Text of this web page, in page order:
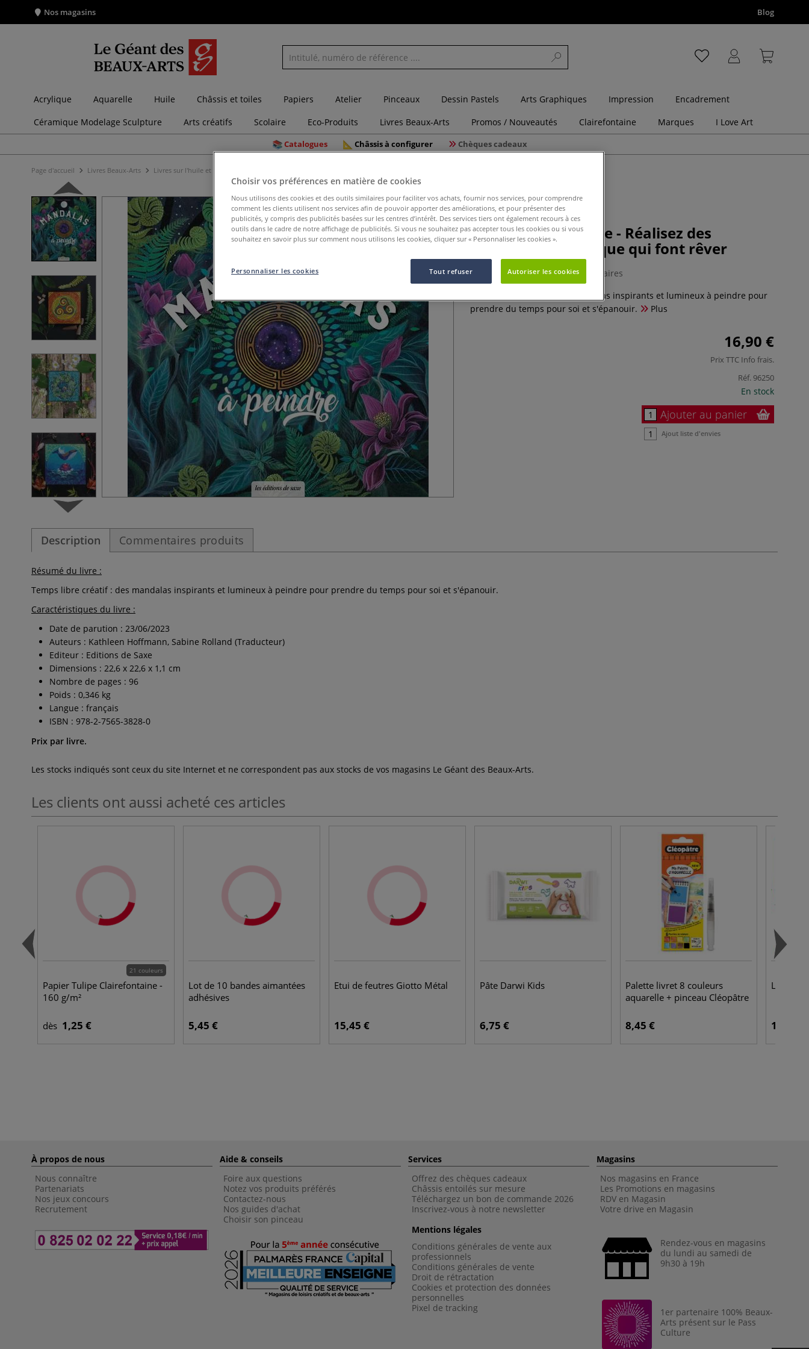
Nos magasins Blog
Acrylique Aquarelle Huile Châssis et toiles Papiers Atelier Pinceaux Dessin Pastels Arts Graphiques Impression
Encadrement
Céramique Modelage Sculpture
Arts créatifs Scolaire Eco-Produits Livres Beaux-Arts Promos / Nouveautés Clairefontaine Marques I Love Art
Catalogues Châssis à configurer Chèques cadeaux
Page d'accueil Livres Beaux-Arts Livres sur l'huile et l'acrylique
Mandalas à peindre - Réalisez des
tableaux à l'acrylique qui font rêver
0 Commentaires
Temps libre créatif : des mandalas inspirants et lumineux à peindre pour
prendre du temps pour soi et s'épanouir.
Plus
16,90 €
Prix TTC Info frais.
Réf. 96250
En stock
Ajouter au panier
Ajout liste d'envies
Description Commentaires produits
Résumé du livre :
Temps libre créatif : des mandalas inspirants et lumineux à peindre pour prendre du temps pour soi et s'épanouir.
Caractéristiques du livre :
Date de parution : 23/06/2023
Auteurs : Kathleen Hoffmann, Sabine Rolland (Traducteur)
Editeur : Editions de Saxe
Dimensions : 22,6 x 22,6 x 1,1 cm
Nombre de pages : 96
Poids : 0,346 kg
Langue : français
ISBN : 978-2-7565-3828-0
Prix par livre.
Les stocks indiqués sont ceux du site Internet et ne correspondent pas aux stocks de vos magasins Le Géant des Beaux-Arts.
Les clients ont aussi acheté ces articles
21 couleurs
Papier Tulipe Clairefontaine -
160 g/m²
dès 1,25 €
Lot de 10 bandes aimantées
adhésives
5,45 €
Etui de feutres Giotto Métal
15,45 €
Pâte Darwi Kids
6,75 €
Palette livret 8 couleurs
aquarelle + pinceau Cléopâtre
8,45 €
L'atelier
12,95 €
À propos de nous
Nous connaître
Partenariats
Nos jeux concours
Recrutement
Aide & conseils
Foire aux questions
Notez vos produits préférés
Contactez-nous
Nos guides d'achat
Choisir son pinceau
Services
Offrez des chèques cadeaux
Châssis entoilés sur mesure
Téléchargez un bon de commande 2026
Inscrivez-vous à notre newsletter
Mentions légales
Conditions générales de vente aux
professionnels
Conditions générales de vente
Droit de rétractation
Cookies et protection des données
personnelles
Pixel de tracking
Magasins
Nos magasins en France
Les Promotions en magasins
RDV en Magasin
Votre drive en Magasin
Rendez-vous en magasins
du lundi au samedi de
9h30 à 19h
1er partenaire 100% Beaux-
Arts présent sur le Pass
Culture
Choisir vos préférences en matière de cookies
Nous utilisons des cookies et des outils similaires pour faciliter vos achats, fournir nos services, pour comprendre
comment les clients utilisent nos services afin de pouvoir apporter des améliorations, et pour présenter des
publicités, y compris des publicités basées sur les centres d’intérêt. Des services tiers ont également recours à ces
outils dans le cadre de notre affichage de publicités. Si vous ne souhaitez pas accepter tous les cookies ou si vous
souhaitez en savoir plus sur comment nous utilisons les cookies, cliquer sur « Personnaliser les cookies ».
Tout refuser Autoriser les cookies
Personnaliser les cookies